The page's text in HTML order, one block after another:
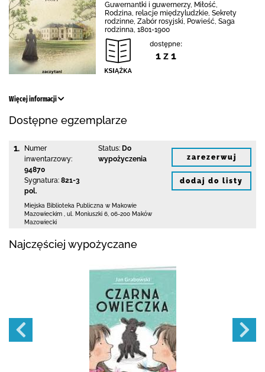
Guwernantki i guwernerzy, Miłość,
Rodzina, relacje międzyludzkie, Sekrety
rodzinne, Zabór rosyjski, Powieść, Saga
rodzinna, 1801-1900
dostępne:
1 z 1
Więcej informacji
Dostępne egzemplarze
1.
Numer
inwentarzowy:
94870
Sygnatura: 821-3
pol.
Status: Do
wypożyczenia
Miejska Biblioteka Publiczna w Makowie
Mazowieckim
ul. Moniuszki 6 06-200 Maków
Mazowiecki
zarezerwuj
dodaj do listy
Najczęściej wypożyczane